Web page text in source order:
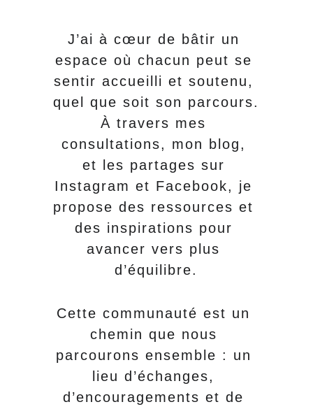
J’ai à cœur de bâtir un
espace où chacun peut se
sentir accueilli et soutenu,
quel que soit son parcours.
À travers mes
consultations, mon blog,
et les partages sur
Instagram et Facebook, je
propose des ressources et
des inspirations pour
avancer vers plus
d’équilibre.
Cette communauté est un
chemin que nous
parcourons ensemble : un
lieu d’échanges,
d’encouragements et de